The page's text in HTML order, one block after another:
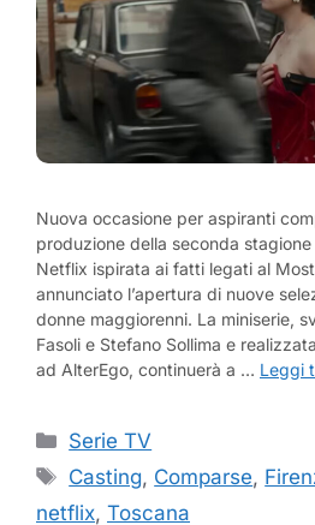
Nuova occasione per aspiranti
produzione della seconda
Netflix ispirata ai fatti legati al
annunciato l’apertura di nuove
donne maggiorenni. La miniserie,
Fasoli e Stefano Sollima e
ad AlterEgo, continuerà a … Leggi
Categorie
Serie TV
Tag
Casting, Comparse,
netflix, Toscana